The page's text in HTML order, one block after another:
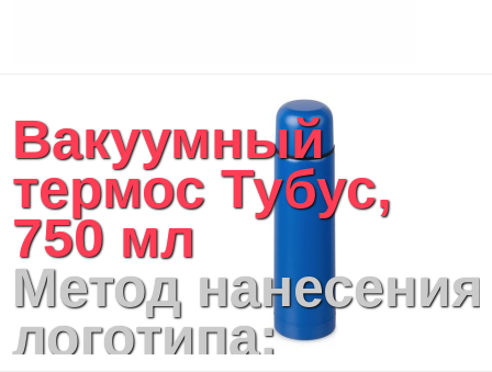
Вакуумный
термос Тубус,
750 мл
Метод нанесения
логотипа: